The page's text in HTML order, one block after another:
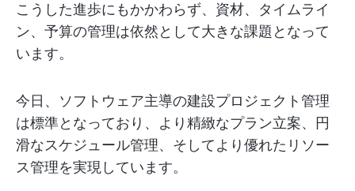
こうした進歩にもかかわらず、資材、タイムライ
ン、予算の管理は依然として大きな課題となって
います。
今日、ソフトウェア主導の建設プロジェクト管理
は標準となっており、より精緻なプラン立案、円
滑なスケジュール管理、そしてより優れたリソー
ス管理を実現しています。